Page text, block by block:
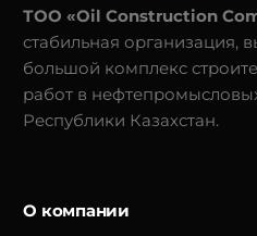
области (далее –
объект) сроком на 3
(три) года
ТОО «Oil Construction
стабильная организация,
большой комплекс
работ в
Республики Казахстан.
О компании